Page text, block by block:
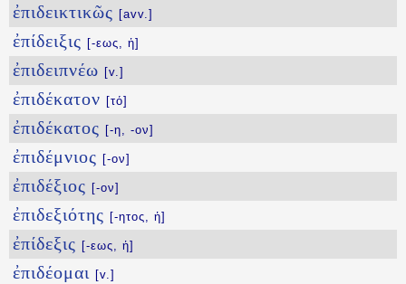
ἐπιδεικτικῶς [avv.]
ἐπίδειξις [-εως, ἡ]
ἐπιδειπνέω [v.]
ἐπιδέκατον [τό]
ἐπιδέκατος [-η, -ον]
ἐπιδέμνιος [-ον]
ἐπιδέξιος [-ον]
ἐπιδεξιότης [-ητος, ἡ]
ἐπίδεξις [-εως, ἡ]
ἐπιδέομαι [v.]